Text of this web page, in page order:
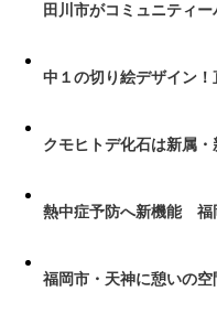
田川市がコミュニティ
中１の切り絵デザイン
クモヒトデ化石は新属
熱中症予防へ新機能 福
福岡市・天神に憩いの